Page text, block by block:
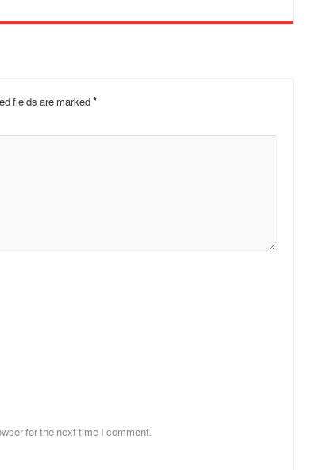
fields are marked*
for the next time I comment.